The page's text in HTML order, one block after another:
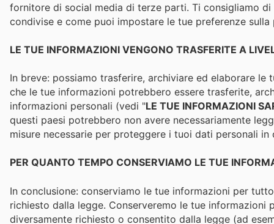
fornitore di social media di terze parti. Ti consigliamo
condivise e come puoi impostare le tue preferenze
LE TUE INFORMAZIONI VENGONO TRASFERITE A
In breve: possiamo trasferire, archiviare ed elaborare
che le tue informazioni potrebbero essere trasferite,
informazioni personali (vedi "LE TUE INFORMAZIONI
questi paesi potrebbero non avere necessariamente
misure necessarie per proteggere i tuoi dati personali
PER QUANTO TEMPO CONSERVIAMO LE TUE
In conclusione: conserviamo le tue informazioni per
richiesto dalla legge. Conserveremo le tue
diversamente richiesto o consentito dalla legge (ad